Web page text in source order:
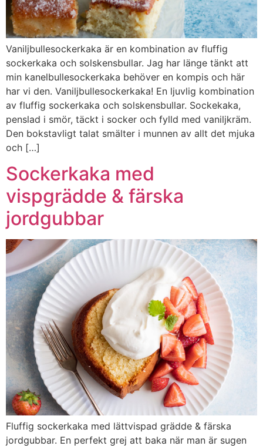
Vaniljbullesockerkaka är en kombination av fluffig
sockerkaka och solskensbullar. Jag har länge tänkt att
min kanelbullesockerkaka behöver en kompis och här
har vi den. Vaniljbullesockerkaka! En ljuvlig kombination
av fluffig sockerkaka och solskensbullar. Sockekaka,
penslad i smör, täckt i socker och fylld med vaniljkräm.
Den bokstavligt talat smälter i munnen av allt det mjuka
och […]
Sockerkaka med
vispgrädde & färska
jordgubbar
Fluffig sockerkaka med lättvispad grädde & färska
jordgubbar. En perfekt grej att baka när man är sugen